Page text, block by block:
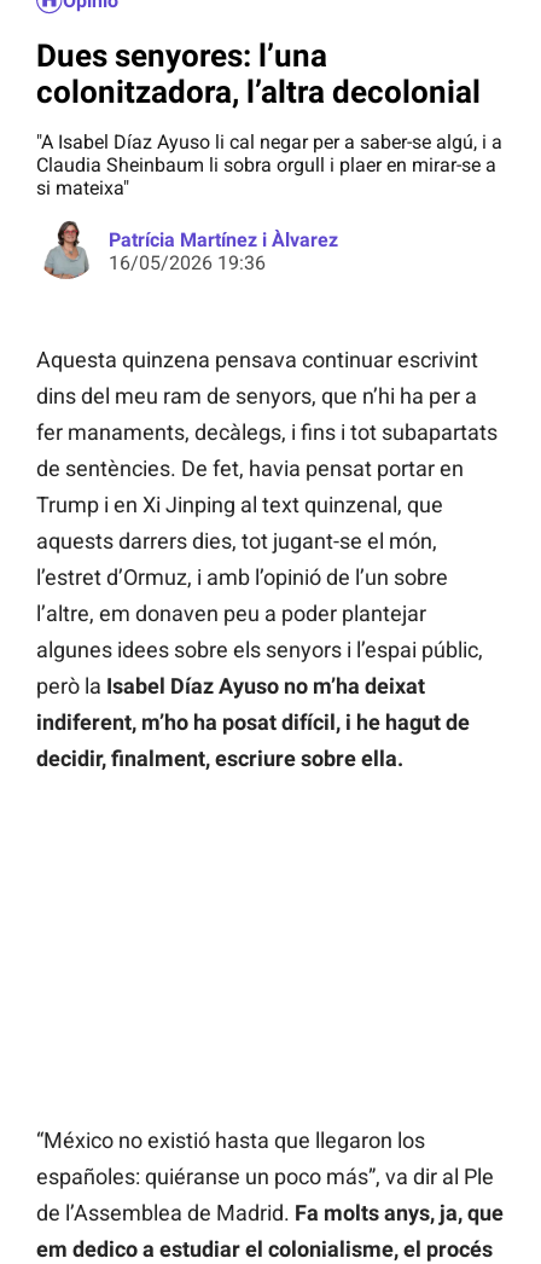
Dues senyores: l’una
colonitzadora, l’altra decolonial
"A Isabel Díaz Ayuso li cal negar per a saber-se algú, i a
Claudia Sheinbaum li sobra orgull i plaer en mirar-se a
si mateixa"
Patrícia Martínez i Àlvarez
16/05/2026 19:36
Aquesta quinzena pensava continuar escrivint
dins del meu ram de senyors, que n’hi ha per a
fer manaments, decàlegs, i fins i tot subapartats
de sentències. De fet, havia pensat portar en
Trump i en Xi Jinping al text quinzenal, que
aquests darrers dies, tot jugant-se el món,
l’estret d’Ormuz, i amb l’opinió de l’un sobre
l’altre, em donaven peu a poder plantejar
algunes idees sobre els senyors i l’espai públic,
però la Isabel Díaz Ayuso no m’ha deixat
indiferent, m’ho ha posat difícil, i he hagut de
decidir, finalment, escriure sobre ella.
“México no existió hasta que llegaron los
españoles: quiéranse un poco más”, va dir al Ple
de l’Assemblea de Madrid. Fa molts anys, ja, que
em dedico a estudiar el colonialisme, el procés